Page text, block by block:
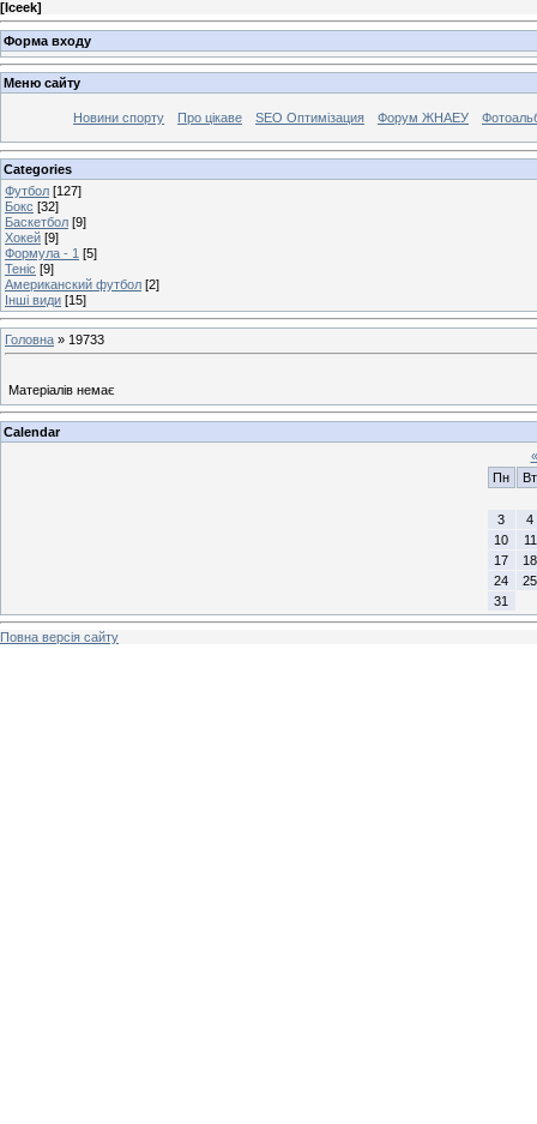
[Iceek]
Форма входу
Меню сайту
Новини спорту Про цікаве SEO Оптимізация Форум ЖНАЕУ
Categories
Футбол [127]
Бокс [32]
Баскетбол [9]
Хокей [9]
Формула - 1 [5]
Теніс [9]
Американский футбол [2]
Інші види [15]
Головна » 19733
Матеріалів немає
Calendar
«
Пн
Вт
3
4
10
11
17
18
24
25
31
Повна версія сайту